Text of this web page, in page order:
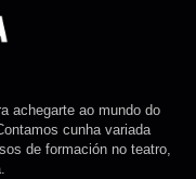
achegarte ao mundo do
cunha variada
de formación no teatro,